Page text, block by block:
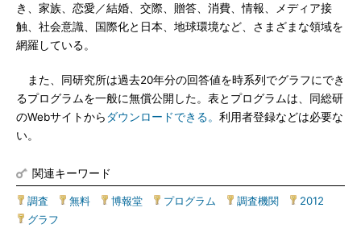
き、家族、恋愛／結婚、交際、贈答、消費、情報、メディア接
触、社会意識、国際化と日本、地球環境など、さまざまな領域を
網羅している。
また、同研究所は過去20年分の回答値を時系列でグラフにでき
るプログラムを一般に無償公開した。表とプログラムは、同総研
のWebサイトから ダウンロードできる。 利用者登録などは必要な
い。
関連キーワード
調査 無料 博報堂 プログラム 調査機関 2012
グラフ